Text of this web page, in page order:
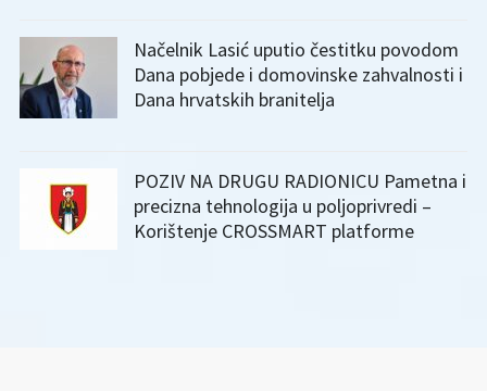
Načelnik Lasić uputio čestitku povodom
Dana pobjede i domovinske zahvalnosti i
Dana hrvatskih branitelja
POZIV NA DRUGU RADIONICU Pametna i
precizna tehnologija u poljoprivredi –
Korištenje CROSSMART platforme